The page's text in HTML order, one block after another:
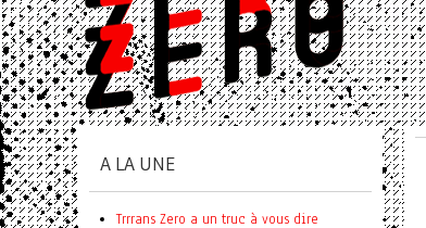
A LA UNE
Trrrans Zero a un truc à vous dire